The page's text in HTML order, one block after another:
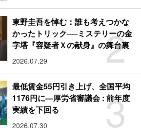
2
東野圭吾を悼む：誰も考えつかな
かったトリック──ミステリーの金
字塔『容疑者Ｘの献身』の舞台裏
2026.07.29
3
最低賃金55円引き上げ、全国平均
1176円に―厚労省審議会 : 前年度
実績を下回る
2026.07.30